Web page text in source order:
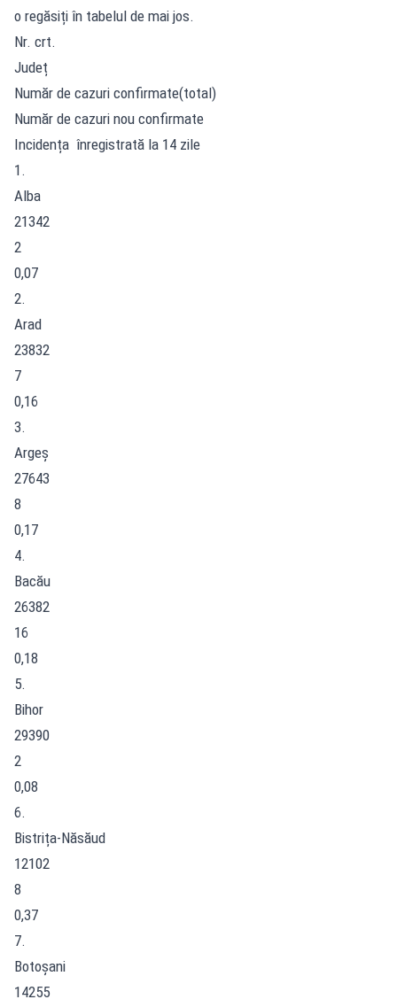
o regăsiți în tabelul de mai jos.
Nr. crt.
Județ
Număr de cazuri confirmate(total)
Număr de cazuri nou confirmate
Incidența înregistrată la 14 zile
1.
Alba
21342
2
0,07
2.
Arad
23832
7
0,16
3.
Argeș
27643
8
0,17
4.
Bacău
26382
16
0,18
5.
Bihor
29390
2
0,08
6.
Bistrița-Năsăud
12102
8
0,37
7.
Botoșani
14255